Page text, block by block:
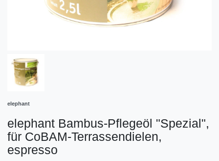
elephant
elephant Bambus-Pflegeöl "Spezial",
für CoBAM-Terrassendielen,
espresso